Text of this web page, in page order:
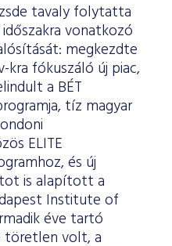
tavaly folytatta
vonatkozó
megkezdte
kra fókuszáló új piac,
a BÉT
tíz magyar
ELITE
és új
is alapított a
Institute of
éve tartó
töretlen volt, a